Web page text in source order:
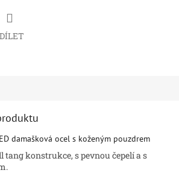
damašková ocel s koženým pouzdrem
konstrukce, s pevnou čepelí a s